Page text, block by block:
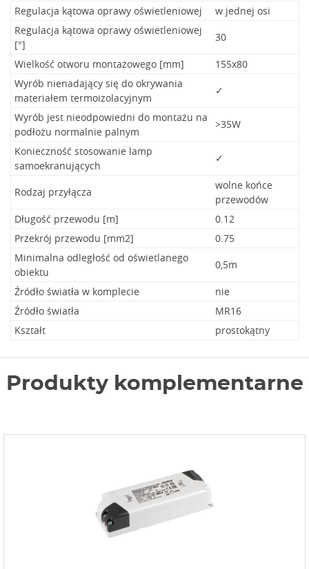
Regulacja kątowa oprawy oświetleniowej
w jednej osi
Regulacja kątowa oprawy oświetleniowej
[°]
30
Wielkość otworu montażowego [mm]
155x80
Wyrób nienadający się do okrywania
materiałem termoizolacyjnym
✓
Wyrób jest nieodpowiedni do montażu na
podłożu normalnie palnym
>35W
Konieczność stosowanie lamp
samoekranujących
✓
Rodzaj przyłącza
wolne końce
przewodów
Długość przewodu [m]
0.12
Przekrój przewodu [mm2]
0.75
Minimalna odległość od oświetlanego
obiektu
0,5m
Źródło światła w komplecie
nie
Źródło światła
MR16
Kształt
prostokątny
Produkty komplementarne